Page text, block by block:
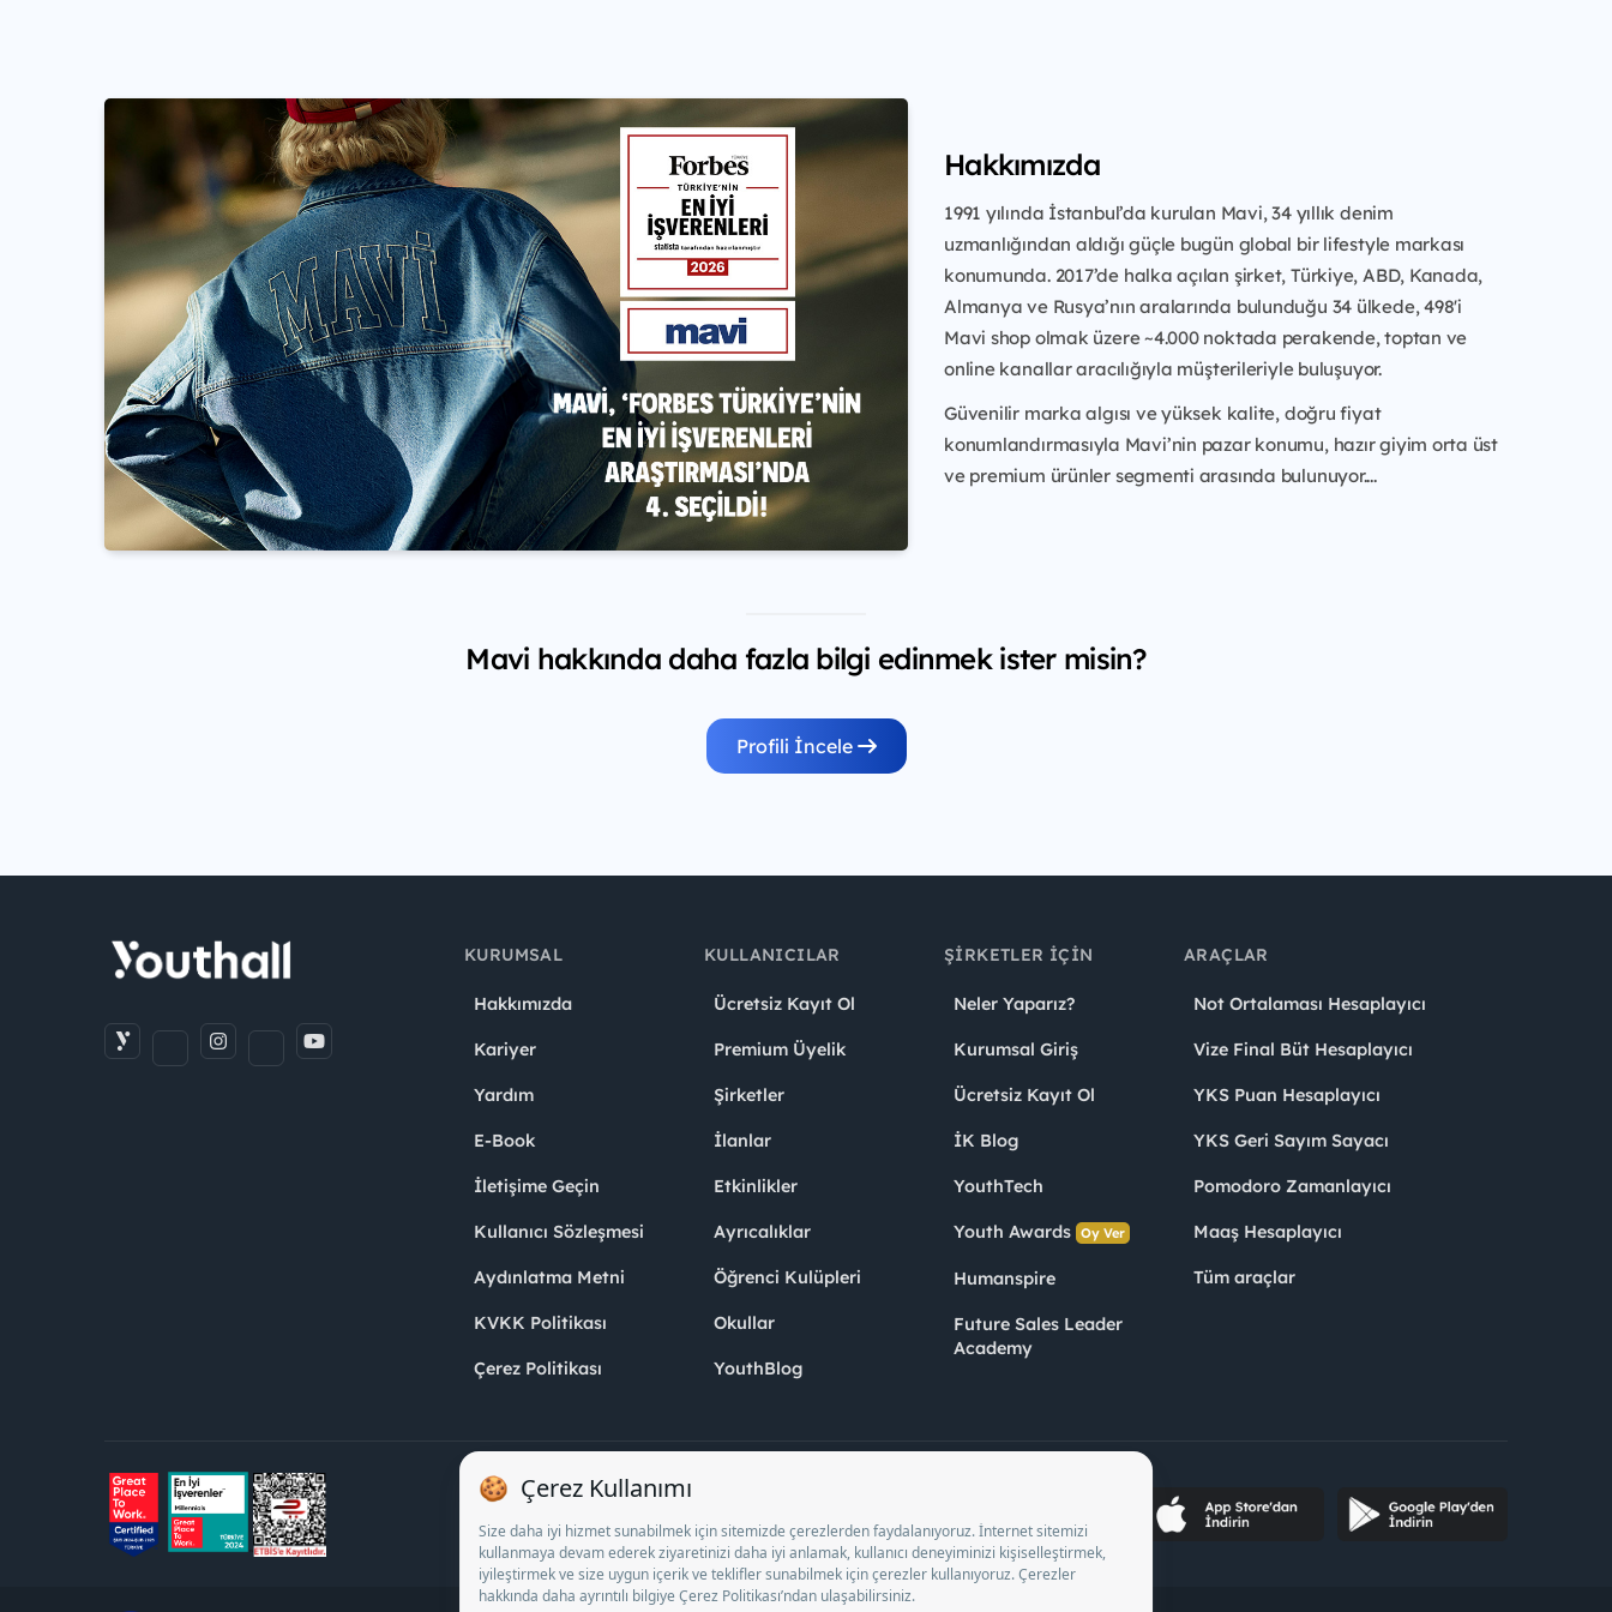
Hakkımızda
1991 yılında İstanbul’da kurulan Mavi, 34 yıllık denim
uzmanlığından aldığı güçle bugün global bir lifestyle markası
konumunda. 2017’de halka açılan şirket, Türkiye, ABD, Kanada,
Almanya ve Rusya’nın aralarında bulunduğu 34 ülkede, 498'i
Mavi shop olmak üzere ~4.000 noktada perakende, toptan ve
online kanallar aracılığıyla müşterileriyle buluşuyor.
Güvenilir marka algısı ve yüksek kalite, doğru fiyat
konumlandırmasıyla Mavi’nin pazar konumu, hazır giyim orta üst
ve premium ürünler segmenti arasında bulunuyor....
Mavi hakkında daha fazla bilgi edinmek ister misin?
Profili İncele
KURUMSAL
Hakkımızda
Kariyer
Yardım
E-Book
İletişime Geçin
Kullanıcı Sözleşmesi
Aydınlatma Metni
KVKK Politikası
Çerez Politikası
KULLANICILAR
Ücretsiz Kayıt Ol
Premium Üyelik
Şirketler
İlanlar
Etkinlikler
Ayrıcalıklar
Öğrenci Kulüpleri
Okullar
YouthBlog
ŞIRKETLER İÇIN
Neler Yaparız?
Kurumsal Giriş
Ücretsiz Kayıt Ol
İK Blog
YouthTech
Youth Awards Oy Ver
Humanspire
Future Sales Leader
Academy
ARAÇLAR
Not Ortalaması Hesaplayıcı
Vize Final Büt Hesaplayıcı
YKS Puan Hesaplayıcı
YKS Geri Sayım Sayacı
Pomodoro Zamanlayıcı
Maaş Hesaplayıcı
Tüm araçlar